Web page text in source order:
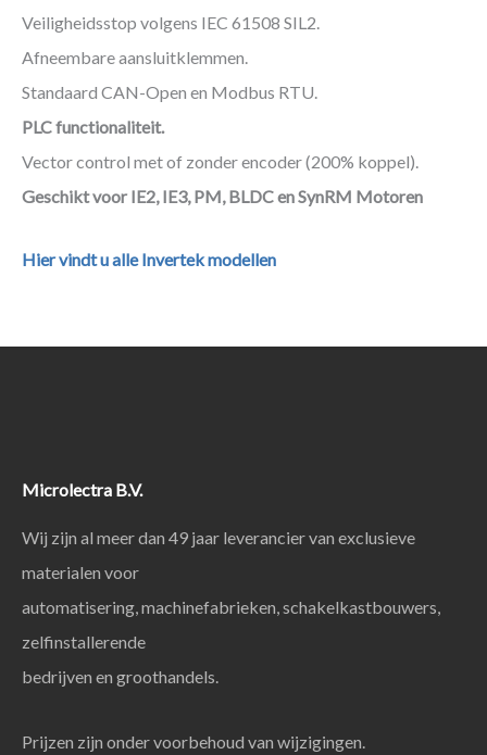
Veiligheidsstop volgens IEC 61508 SIL2.
Afneembare aansluitklemmen.
Standaard CAN-Open en Modbus RTU.
PLC functionaliteit.
Vector control met of zonder encoder (200% koppel).
Geschikt voor IE2, IE3, PM, BLDC en SynRM Motoren
Hier vindt u alle Invertek modellen
Microlectra B.V.
Wij zijn al meer dan 49 jaar leverancier van exclusieve
materialen voor
automatisering, machinefabrieken, schakelkastbouwers,
zelfinstallerende
bedrijven en groothandels.
Prijzen zijn onder voorbehoud van wijzigingen.